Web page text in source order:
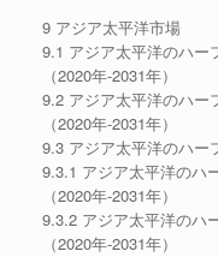
9 アジア太平洋市場
9.1 アジア太平洋のハー
（2020年-2031年）
9.2 アジア太平洋のハー
（2020年-2031年）
9.3 アジア太平洋のハー
9.3.1 アジア太平洋のハ
（2020年-2031年）
9.3.2 アジア太平洋のハ
（2020年-2031年）